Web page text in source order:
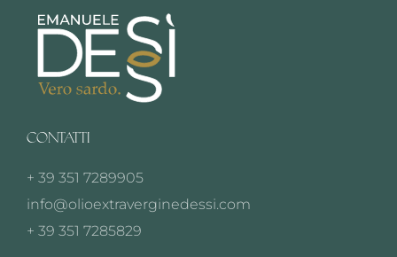
CONTATTI
+ 39 351 7289905
info@olioextraverginedessi.com
+ 39 351 7285829